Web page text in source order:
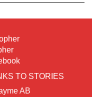
TO STORIES
AB